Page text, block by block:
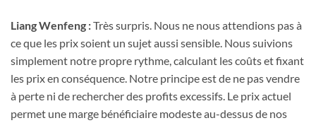
Liang Wenfeng :Très surpris. Nous ne nous attendions pas à
ce que les prix soient un sujet aussi sensible. Nous suivions
simplement notre propre rythme, calculant les coûts et fixant
les prix en conséquence. Notre principe est de ne pas vendre
à perte ni de rechercher des profits excessifs. Le prix actuel
permet une marge bénéficiaire modeste au-dessus de nos